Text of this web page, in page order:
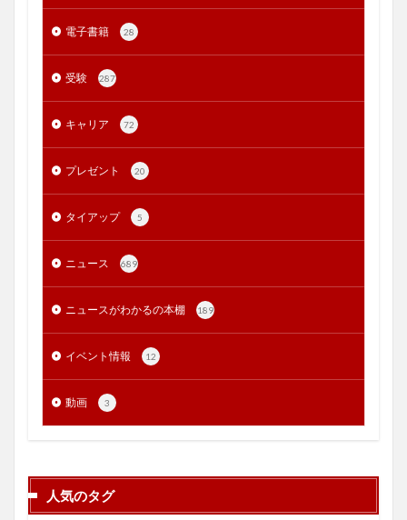
電子書籍 28
受験 287
キャリア 72
プレゼント 20
タイアップ 5
ニュース 689
ニュースがわかるの本棚 189
イベント情報 12
動画 3
人気のタグ